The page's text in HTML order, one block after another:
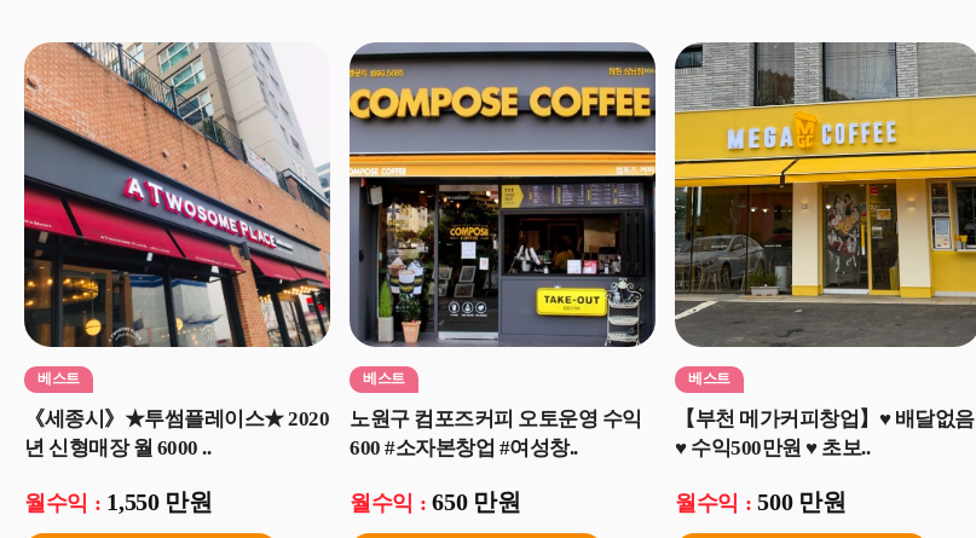
베스트
《세종시》★투썸플레이스★ 2020
년 신형매장 월 6000 ..
월수익 : 1,550 만원
베스트
노원구 컴포즈커피 오토운영 수익
600 #소자본창업 #여성창..
월수익 :650 만원
베스트
【부천 메가커피창업】♥ 배달없음
♥ 수익500만원 ♥ 초보..
월수익 :500 만원